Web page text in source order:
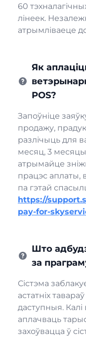
60
лінеек.
атрымліваеце
Як
POS?
Запоўніце
продажу,
разлічыць для
месяц, 3
атрымайце
працэс аплаты,
па гэтай
https://
pay-for-
Што
за
Сістэма
астатніх
даступныя.
аплачваць
захоўвацца ў